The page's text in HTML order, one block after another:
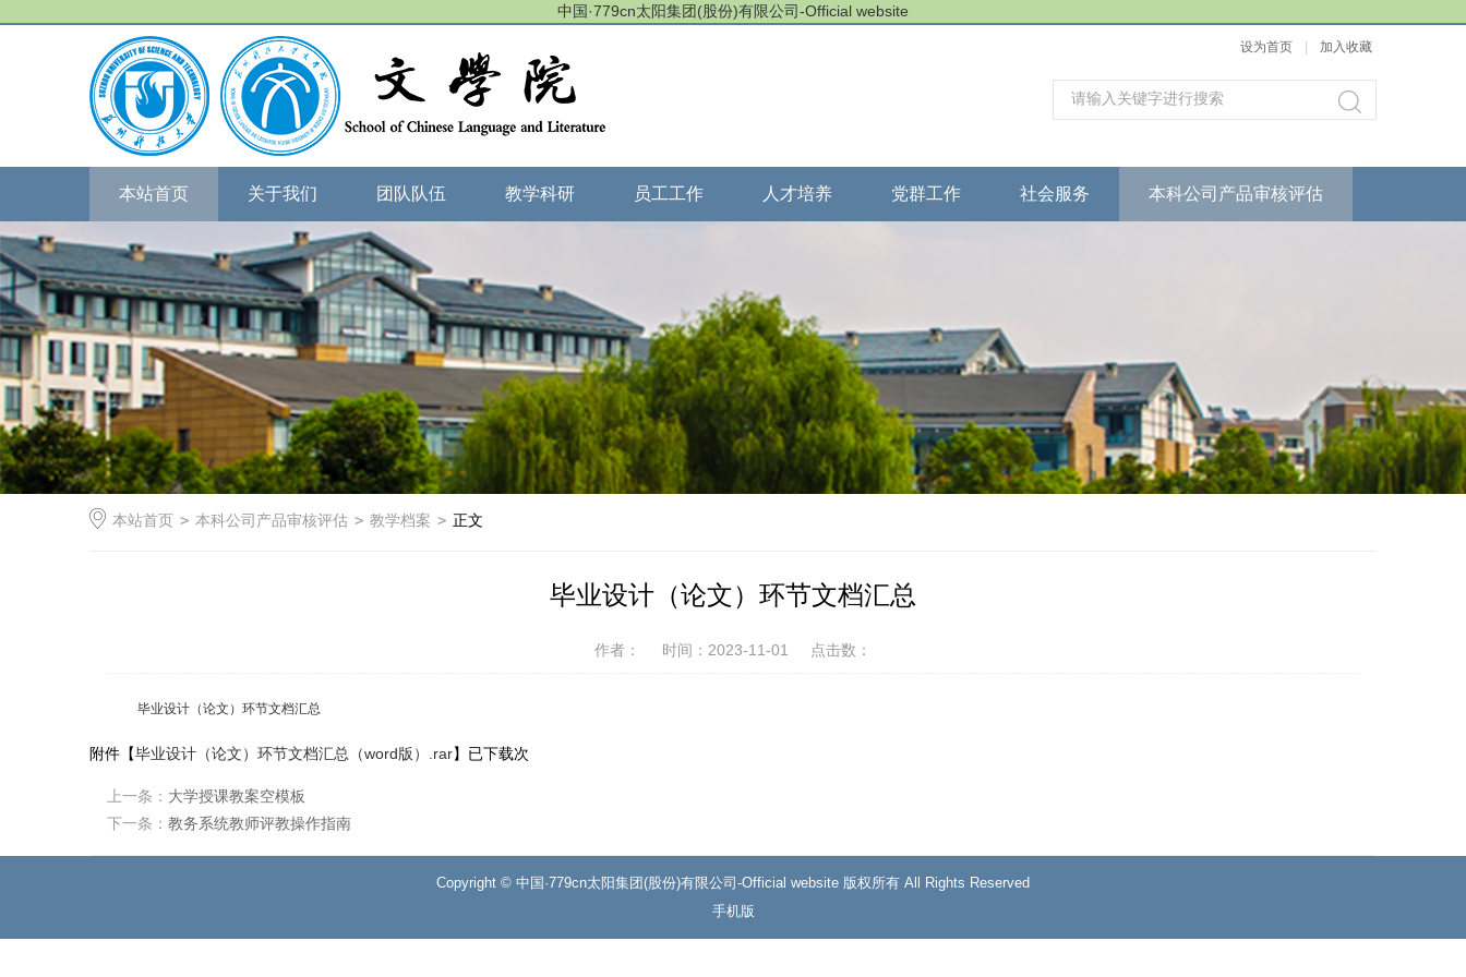
中国·779cn太阳集团(股份)有限公司-Official website
设为首页 加入收藏
本站首页 关于我们 团队队伍 教学科研 员工工作 人才培养 党群工作 社会服务 本科公司产品审核评估
本站首页 > 本科公司产品审核评估 > 教学档案 > 正文
毕业设计（论文）环节文档汇总
作者： 时间：2023-11-01 点击数：
毕业设计（论文）环节文档汇总
附件【毕业设计（论文）环节文档汇总（word版）.rar】已下载次
上一条： 大学授课教案空模板
下一条： 教务系统教师评教操作指南
Copyright © 中国·779cn太阳集团(股份)有限公司-Official website 版权所有 All Rights Reserved
手机版